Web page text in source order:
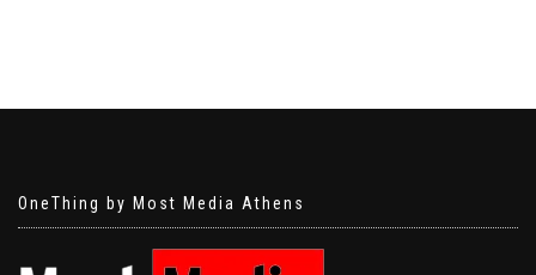
OneThing by Most Media Athens